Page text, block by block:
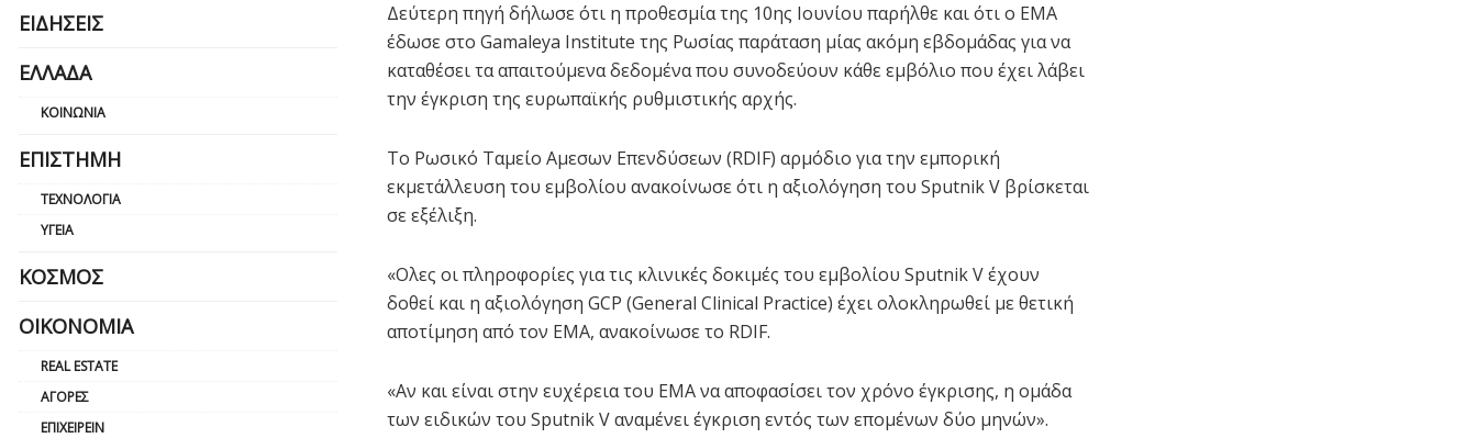
Δεύτερη πηγή δήλωσε ότι η προθεσμία της 10ης Ιουνίου παρήλθε και ότι ο EMA
έδωσε στο Gamaleya Institute της Ρωσίας παράταση μίας ακόμη εβδομάδας για να
καταθέσει τα απαιτούμενα δεδομένα που συνοδεύουν κάθε εμβόλιο που έχει λάβει
την έγκριση της ευρωπαϊκής ρυθμιστικής αρχής.
Το Ρωσικό Ταμείο Αμεσων Επενδύσεων (RDIF) αρμόδιο για την εμπορική
εκμετάλλευση του εμβολίου ανακοίνωσε ότι η αξιολόγηση του Sputnik V βρίσκεται
σε εξέλιξη.
«Ολες οι πληροφορίες για τις κλινικές δοκιμές του εμβολίου Sputnik V έχουν
δοθεί και η αξιολόγηση GCP (General Clinical Practice) έχει ολοκληρωθεί με θετική
αποτίμηση από τον EMA, ανακοίνωσε το RDIF.
«Αν και είναι στην ευχέρεια του EMA να αποφασίσει τον χρόνο έγκρισης, η ομάδα
των ειδικών του Sputnik V αναμένει έγκριση εντός των επομένων δύο μηνών».
ΕΙΔΉΣΕΙΣ
ΕΛΛΆΔΑ
ΚΟΙΝΩΝΊΑ
ΕΠΙΣΤΉΜΗ
ΤΕΧΝΟΛΟΓΊΑ
ΥΓΕΊΑ
ΚΌΣΜΟΣ
ΟΙΚΟΝΟΜΊΑ
REAL ESTATE
ΑΓΟΡΈΣ
ΕΠΙΧΕΙΡΕΊΝ